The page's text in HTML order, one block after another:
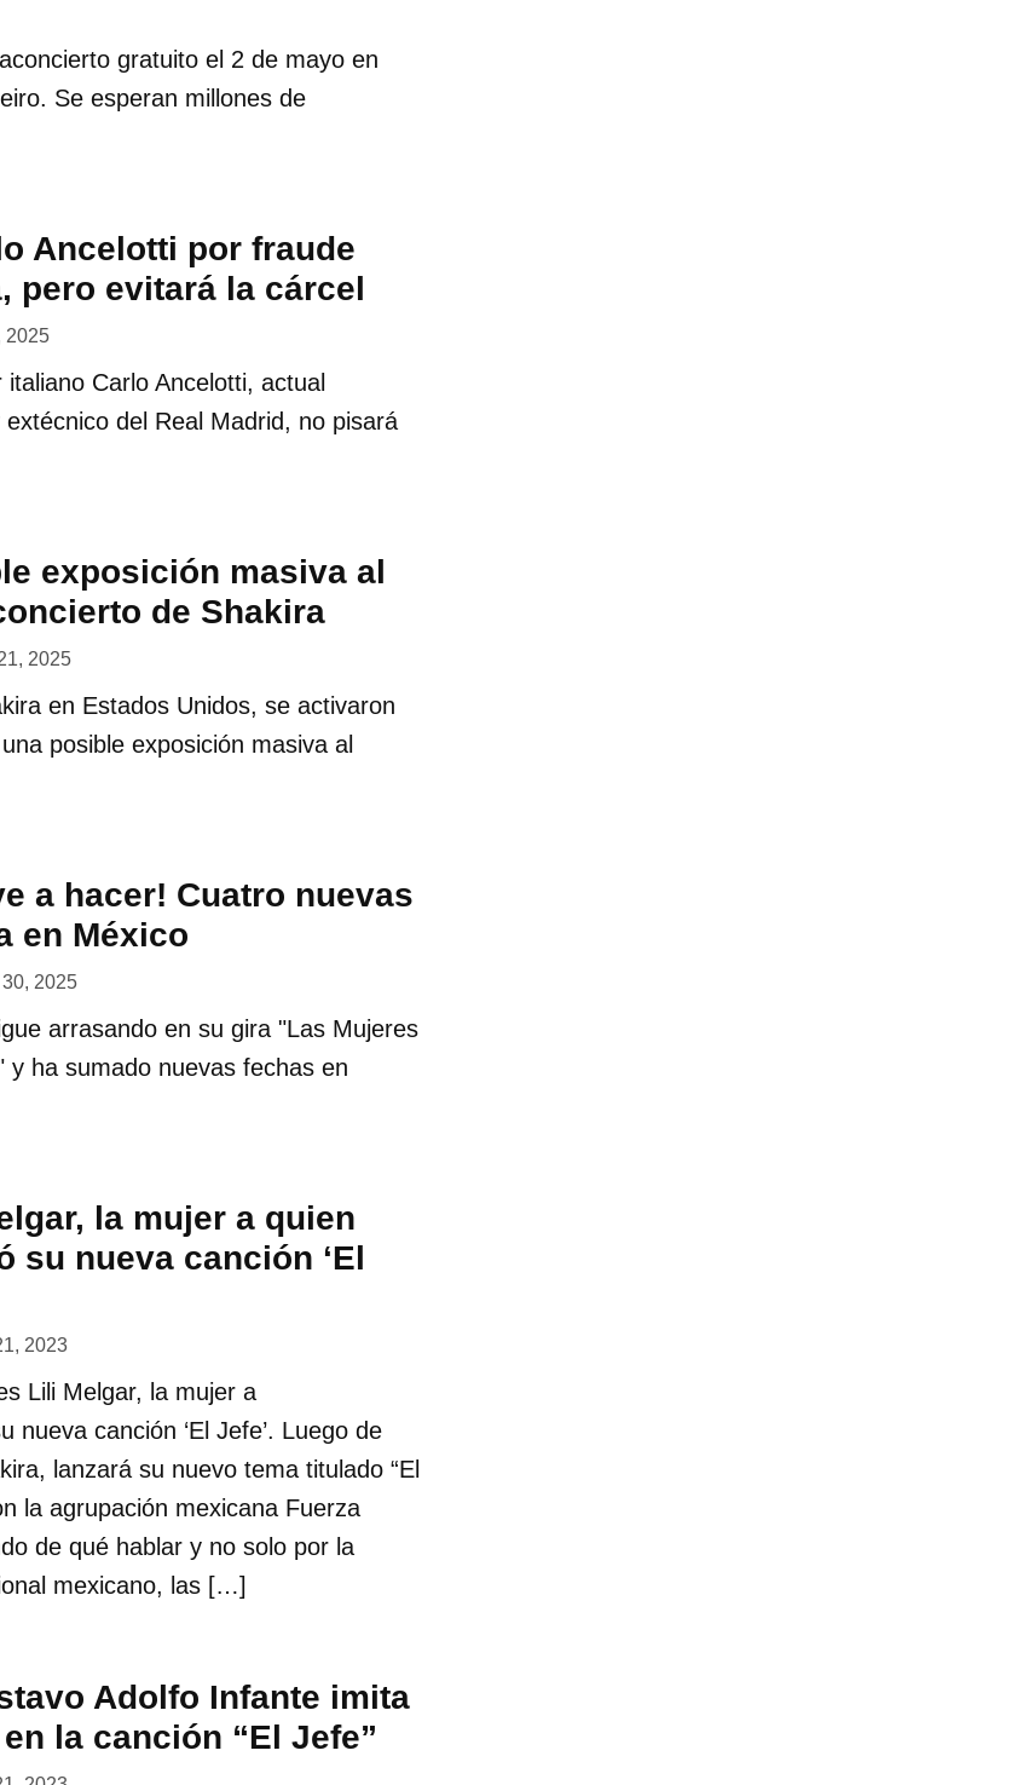
gratuito el 2 de mayo en
Se esperan millones de
Ancelotti por fraude
pero evitará la cárcel
2025
Carlo Ancelotti, actual
del Real Madrid, no pisará
exposición masiva al
de Shakira
2025
en Estados Unidos, se activaron
posible exposición masiva al
a hacer! Cuatro nuevas
en México
2025
arrasando en su gira "Las Mujeres
y ha sumado nuevas fechas en
la mujer a quien
su nueva canción ‘El
2023
Lili Melgar, la mujer a
nueva canción ‘El Jefe’. Luego de
lanzará su nuevo tema titulado “El
la agrupación mexicana Fuerza
de qué hablar y no solo por la
mexicano, las […]
Adolfo Infante imita
la canción “El Jefe”